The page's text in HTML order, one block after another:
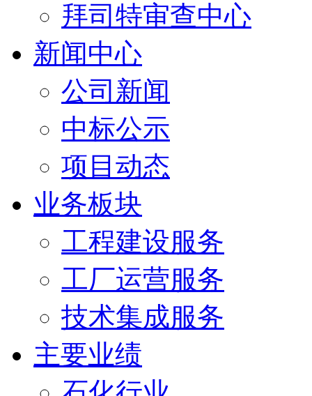
拜司特审查中心
新闻中心
公司新闻
中标公示
项目动态
业务板块
工程建设服务
工厂运营服务
技术集成服务
主要业绩